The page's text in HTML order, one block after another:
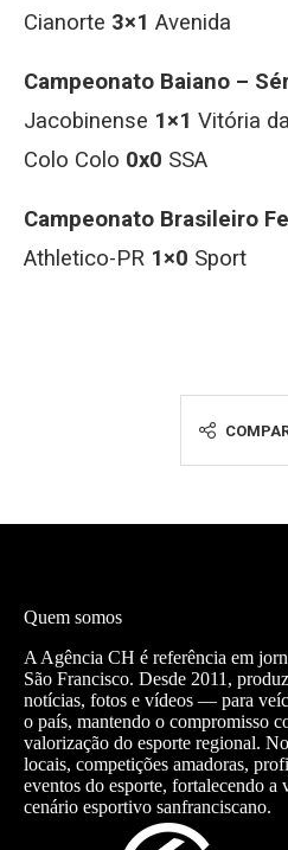
Cianorte 3×1 Avenida
Campeonato Baiano –
Jacobinense 1×1 Vitória
Colo Colo 0x0 SSA
Campeonato Brasileiro
Athletico-PR 1×0 Sport
Quem somos
A Agência CH é referência em
São Francisco. Desde 2011,
notícias, fotos e vídeos — para
o país, mantendo o compromisso
valorização do esporte regional.
locais, competições amadoras,
eventos do esporte, fortalecendo
cenário esportivo sanfranciscano.